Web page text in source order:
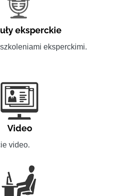
eksperckie
eksperckimi.
Video
video.